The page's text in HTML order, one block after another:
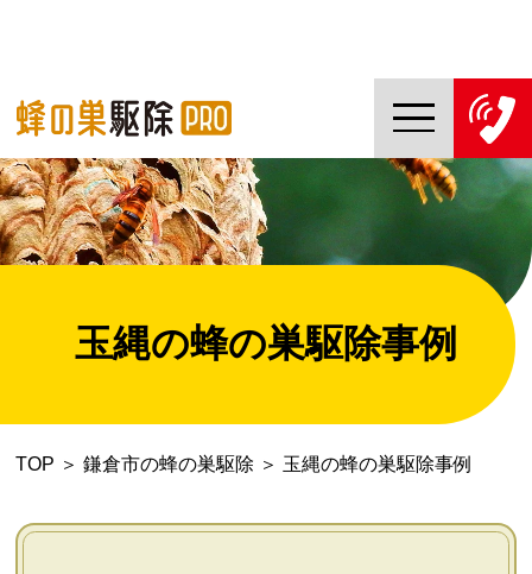
TOP
蜂の巣駆除PROについて
蜂の巣駆除ご依頼の流れ
対応エリア一覧
玉縄の蜂の巣駆除事例
TOP ＞ 鎌倉市の蜂の巣駆除 ＞ 玉縄の蜂の巣駆除事例